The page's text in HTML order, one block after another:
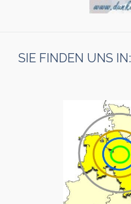
SIE FINDEN UNS IN: